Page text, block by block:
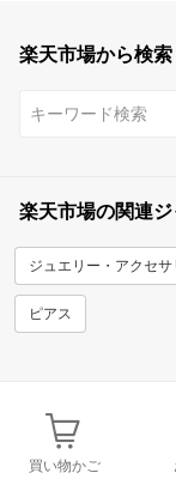
楽天市場から検索
楽天市場の関連
ジュエリー・アクセサ
ピアス
買い物かご